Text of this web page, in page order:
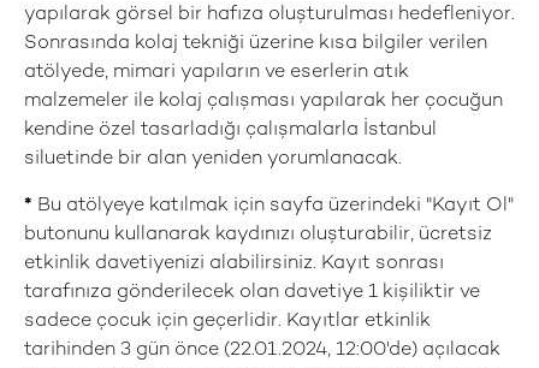
yapılarak görsel bir hafıza oluşturulması hedefleniyor.
Sonrasında kolaj tekniği üzerine kısa bilgiler verilen
atölyede, mimari yapıların ve eserlerin atık
malzemeler ile kolaj çalışması yapılarak her çocuğun
kendine özel tasarladığı çalışmalarla İstanbul
siluetinde bir alan yeniden yorumlanacak.
* Bu atölyeye katılmak için sayfa üzerindeki "Kayıt Ol"
butonunu kullanarak kaydınızı oluşturabilir, ücretsiz
etkinlik davetiyenizi alabilirsiniz. Kayıt sonrası
tarafınıza gönderilecek olan davetiye 1 kişiliktir ve
sadece çocuk için geçerlidir. Kayıtlar etkinlik
tarihinden 3 gün önce (22.01.2024, 12:00'de) açılacak